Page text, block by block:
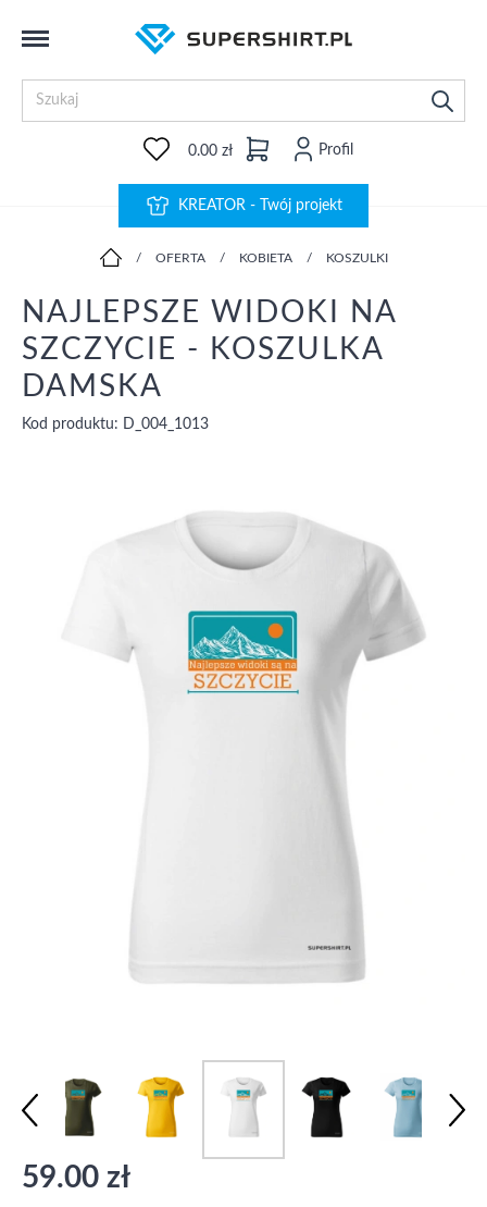
0.00 zł Profil
KREATOR - Twój projekt
/ OFERTA / KOBIETA / KOSZULKI
NAJLEPSZE WIDOKI NA
SZCZYCIE - KOSZULKA
DAMSKA
Kod produktu: D_004_1013
59.00 zł